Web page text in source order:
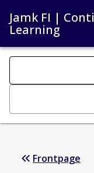
Jamk FI |
Learning
Search
Frontpage